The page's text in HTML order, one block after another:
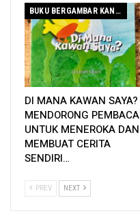
BUKU BERGAMBAR KANAK-KANAK
DI MANA KAWAN SAYA?
MENDORONG PEMBACA
UNTUK MENEROKA DAN
MEMBUAT CERITA
SENDIRI…
PREV NEXT